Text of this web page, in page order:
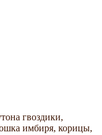
гвоздики,
имбиря, корицы,